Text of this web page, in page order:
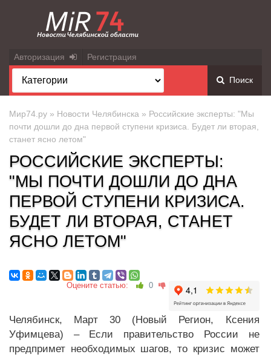
Авторизация Регистрация
Поиск
Мир74.ру » Новости Челябинска » Российские эксперты: "Мы
почти дошли до дна первой ступени кризиса. Будет ли вторая,
станет ясно летом"
РОССИЙСКИЕ ЭКСПЕРТЫ:
"МЫ ПОЧТИ ДОШЛИ ДО ДНА
ПЕРВОЙ СТУПЕНИ КРИЗИСА.
БУДЕТ ЛИ ВТОРАЯ, СТАНЕТ
ЯСНО ЛЕТОМ"
Оцените статью: 0
Челябинск, Март 30 (Новый Регион, Ксения
Уфимцева) – Если правительство России не
предпримет необходимых шагов, то кризис может